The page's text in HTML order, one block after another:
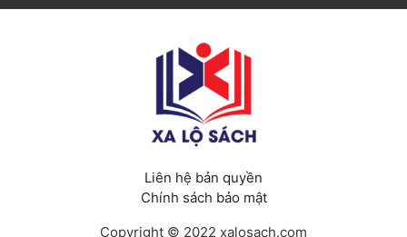
Liên hệ bản quyền
Chính sách bảo mật
Copyright © 2022 xalosach.com